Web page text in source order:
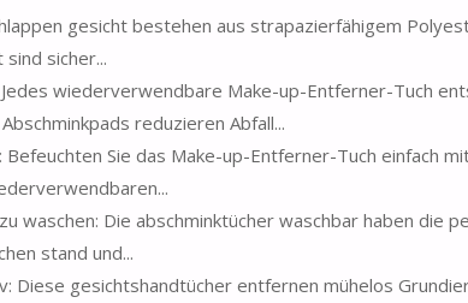
gesicht bestehen aus strapazierfähigem
sicher...
wiederverwendbare Make-up-Entferner-Tuch
reduzieren Abfall...
Befeuchten Sie das Make-up-Entferner-Tuch einfach
waschen: Die abschminktücher waschbar haben die
stand und...
Diese gesichtshandtücher entfernen mühelos